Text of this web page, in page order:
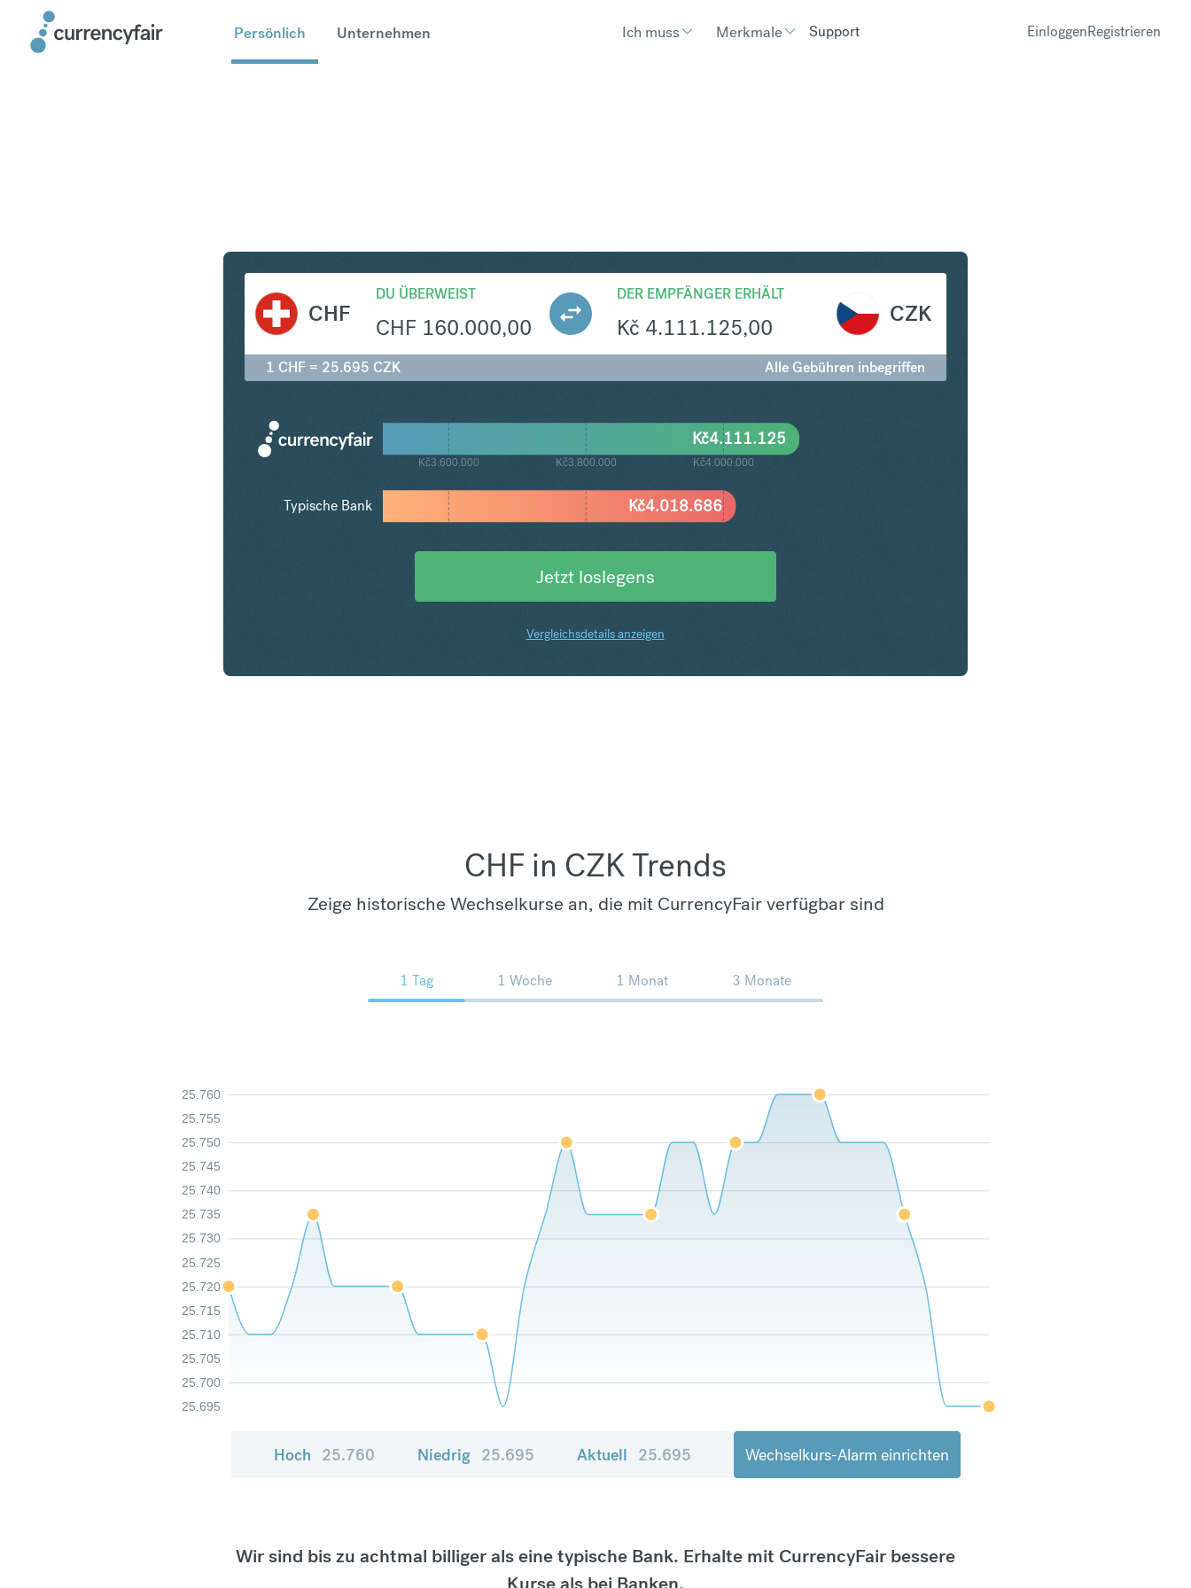
Persönlich Unternehmen Ich muss Merkmale Support EinloggenRegistrieren
CHF
DU ÜBERWEIST
CHF 160.000,00
DER EMPFÄNGER ERHÄLT
Kč 4.111.125,00
CZK
1 CHF = 25.695 CZK Alle Gebühren inbegriffen
Kč3.600.000 Kč3.800.000 Kč4.000.000
Kč4.018.686
Kč4.111.125
Typische Bank
Jetzt loslegens
Vergleichsdetails anzeigen
CHF in CZK Trends
Zeige historische Wechselkurse an, die mit CurrencyFair verfügbar sind
1 Tag 1 Woche 1 Monat 3 Monate
25.695
25.700
25.705
25.710
25.715
25.720
25.725
25.730
25.735
25.740
25.745
25.750
25.755
25.760
Hoch 25.760 Niedrig 25.695 Aktuell 25.695 Wechselkurs-Alarm einrichten
Wir sind bis zu achtmal billiger als eine typische Bank. Erhalte mit CurrencyFair bessere
Kurse als bei Banken.